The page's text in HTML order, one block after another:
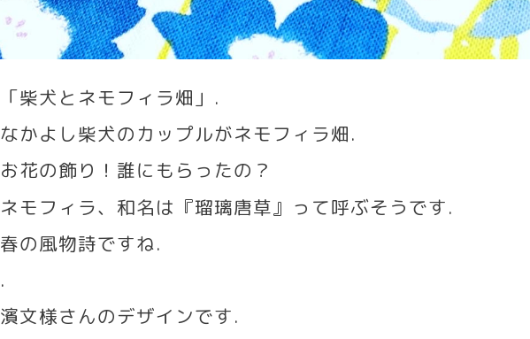
「柴犬とネモフィラ畑」 .
なかよし柴犬のカップルがネモフィラ畑.
お花の飾り！誰にもらったの？
ネモフィラ、和名は『瑠璃唐草』って呼ぶそうです.
春の風物詩ですね.
.
濱文様さんのデザインです.